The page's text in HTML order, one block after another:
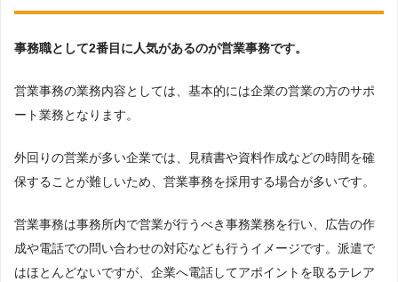
事務職として2番目に人気があるのが営業事務です。
営業事務の業務内容としては、基本的には企業の営業の方のサポ
ート業務となります。
外回りの営業が多い企業では、見積書や資料作成などの時間を確
保することが難しいため、営業事務を採用する場合が多いです。
営業事務は事務所内で営業が行うべき事務業務を行い、広告の作
成や電話での問い合わせの対応なども行うイメージです。派遣で
はほとんどないですが、企業へ電話してアポイントを取るテレア